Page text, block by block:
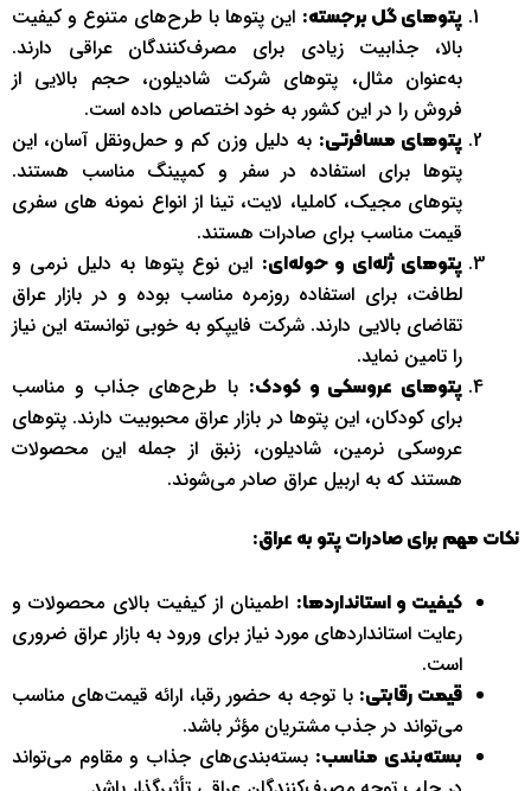
پتوهای گل برجسته: این پتوها با طرح‌های متنوع و کیفیت
بالا، جذابیت زیادی برای مصرف‌کنندگان عراقی دارند.
به‌عنوان مثال، پتوهای شرکت شادیلون، حجم بالایی از
فروش را در این کشور به خود اختصاص داده است.
پتوهای مسافرتی: به دلیل وزن کم و حمل‌ونقل آسان، این
پتوها برای استفاده در سفر و کمپینگ مناسب هستند.
پتوهای مجیک، کاملیا، لایت، تینا از انواع نمونه های سفری
قیمت مناسب برای صادرات هستند.
پتوهای ژله‌ای و حوله‌ای: این نوع پتوها به دلیل نرمی و
لطافت، برای استفاده روزمره مناسب بوده و در بازار عراق
تقاضای بالایی دارند. شرکت فایپکو به خوبی توانسته این نیاز
را تامین نماید.
پتوهای عروسکی و کودک: با طرح‌های جذاب و مناسب
برای کودکان، این پتوها در بازار عراق محبوبیت دارند. پتوهای
عروسکی نرمین، شادیلون، زنبق از جمله این محصولات
هستند که به اربیل عراق صادر می‌شوند.
نکات مهم برای صادرات پتو به عراق:
کیفیت و استانداردها: اطمینان از کیفیت بالای محصولات و
رعایت استانداردهای مورد نیاز برای ورود به بازار عراق ضروری
است.
قیمت رقابتی: با توجه به حضور رقبا، ارائه قیمت‌های مناسب
می‌تواند در جذب مشتریان مؤثر باشد.
بسته‌بندی مناسب: بسته‌بندی‌های جذاب و مقاوم می‌تواند